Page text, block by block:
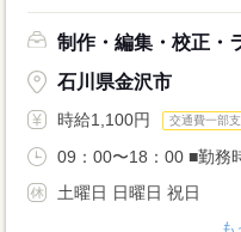
制作・編集・校正・
石川県金沢市
時給1,100円 交通費一部
09：00〜18：00 ■勤務
土曜日 日曜日 祝日
も